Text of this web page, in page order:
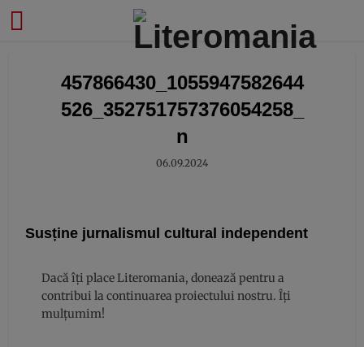
457866430_1055947582644
526_352751757376054258_
n
06.09.2024
Susține jurnalismul cultural independent
Dacă îți place Literomania, donează pentru a
contribui la continuarea proiectului nostru. Îți
mulțumim!